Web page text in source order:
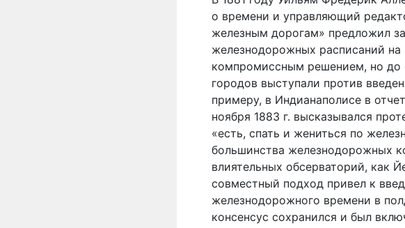
о времени и управляющий
железным дорогам» предложил
железнодорожных расписаний
компромиссным решением, но до
городов выступали против
примеру, в Индианаполисе в
ноября 1883 г. высказывался
«есть, спать и жениться по
большинства железнодорожных
влиятельных обсерваторий, как
совместный подход привел к
железнодорожного времени в
консенсус сохранился и был